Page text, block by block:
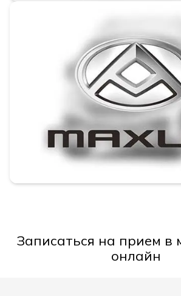
Записаться на прием в
онлайн